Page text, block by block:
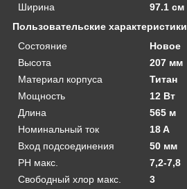
Ширина
97.1 см
Пользовательские характеристики
Состояние
Новое
Высота
207 мм
Материал корпуса
Титан
Мощность
12 Вт
Длина
565 м
Номинальный ток
18 A
Вход подсоединения
50 мм
PH макс.
7,2-7,8
Свободный хлор макс.
3